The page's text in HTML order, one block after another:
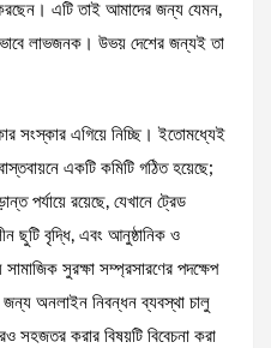
করছেন। এটি তাই আমাদের জন্য যেমন,
লাভজনক। উভয় দেশের জন্যই তা
সংস্কার এগিয়ে নিচ্ছি। ইতোমধ্যেই
একটি কমিটি গঠিত হয়েছে;
পর্যায়ে রয়েছে, যেখানে ট্রেড
ছুটি বৃদ্ধি, এবং আনুষ্ঠানিক ও
সুরক্ষা সম্প্রসারণের পদক্ষেপ
অনলাইন নিবন্ধন ব্যবস্থা চালু
সহজতর করার বিষয়টি বিবেচনা করা